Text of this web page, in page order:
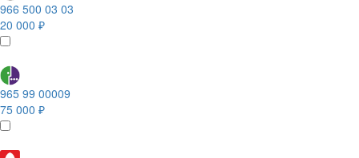
966 500 03 03
20 000 ₽
965 99 00009
75 000 ₽